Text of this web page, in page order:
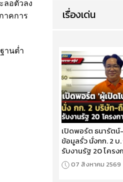
ลอตัวลง
าคการ
านต่ำ
เรื่องเด่น
เปิดพอร์ต ธนารัต
ข้อมูลรั่ว นั่งกก. 2 บ
รับงานรัฐ 20 โครง
07 สิงหาคม 2569